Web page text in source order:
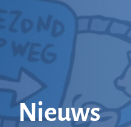
Ga
naar
inhoud
Nieuws